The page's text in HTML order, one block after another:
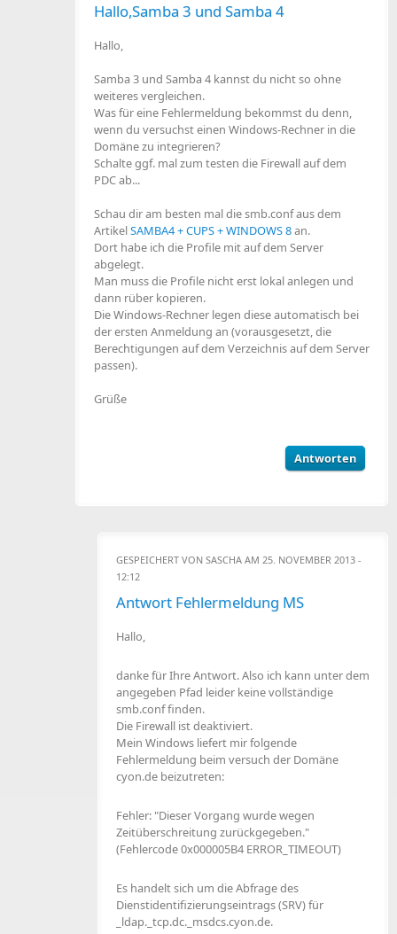
Hallo,Samba 3 und Samba 4
Hallo,
Samba 3 und Samba 4 kannst du nicht so ohne
weiteres vergleichen.
Was für eine Fehlermeldung bekommst du denn,
wenn du versuchst einen Windows-Rechner in die
Domäne zu integrieren?
Schalte ggf. mal zum testen die Firewall auf dem
PDC ab...
Schau dir am besten mal die smb.conf aus dem
ArtikelSAMBA4 + CUPS + WINDOWS 8an.
Dort habe ich die Profile mit auf dem Server
abgelegt.
Man muss die Profile nicht erst lokal anlegen und
dann rüber kopieren.
Die Windows-Rechner legen diese automatisch bei
der ersten Anmeldung an (vorausgesetzt, die
Berechtigungen auf dem Verzeichnis auf dem Server
passen).
Grüße
Antworten
GESPEICHERT VON SASCHA AM 25. NOVEMBER 2013 -
12:12
Antwort Fehlermeldung MS
Hallo,
danke für Ihre Antwort. Also ich kann unter dem
angegeben Pfad leider keine vollständige
smb.conf finden.
Die Firewall ist deaktiviert.
Mein Windows liefert mir folgende
Fehlermeldung beim versuch der Domäne
cyon.de beizutreten:
Fehler: "Dieser Vorgang wurde wegen
Zeitüberschreitung zurückgegeben."
(Fehlercode 0x000005B4 ERROR_TIMEOUT)
Es handelt sich um die Abfrage des
Dienstidentifizierungseintrags (SRV) für
_ldap._tcp.dc._msdcs.cyon.de.